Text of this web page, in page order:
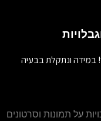
ונתקלת בבעיה
על תמונות וסרטונים